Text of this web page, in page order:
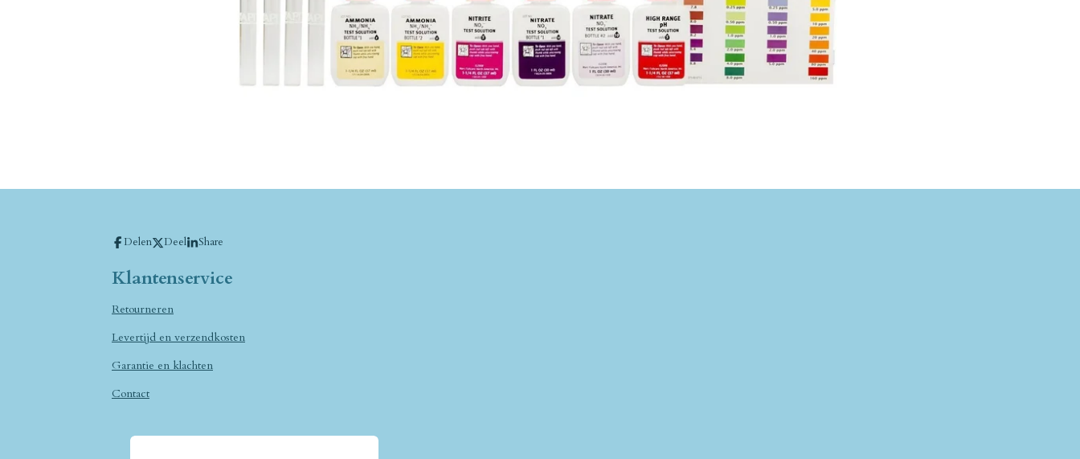
Delen Deel Share
Klantenservice
Retourneren
Levertijd en verzendkosten
Garantie en klachten
Contact